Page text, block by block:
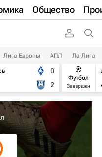
Общество
Лига Европы АПЛ Ла Лига
0
2
Футбол
Завершен